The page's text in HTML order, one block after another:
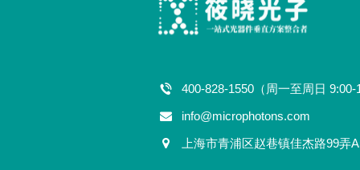
400-828-1550（周一至周日 9:00-
info@microphotons.com
上海市青浦区赵巷镇佳杰路99弄